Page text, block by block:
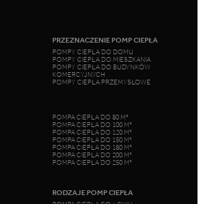
PRZEZNACZENIE POMP CIEPŁA
POMPY CIEPŁA DO DOMU
POMPY CIEPŁA DO MIESZKANIA
POMPY CIEPŁA DO BUDYNKÓW
KOMERCYJNYCH
POMPY CIEPŁA PRZEMYSŁOWE
POMPA CIEPŁA DO 80 M²
POMPA CIEPŁA DO 100 M²
POMPA CIEPŁA DO 120 M²
POMPA CIEPŁA DO 150 M²
POMPA CIEPŁA DO 180 M²
POMPA CIEPŁA DO 200 M²
POMPA CIEPŁA DO 250 M²
RODZAJE POMP CIEPŁA